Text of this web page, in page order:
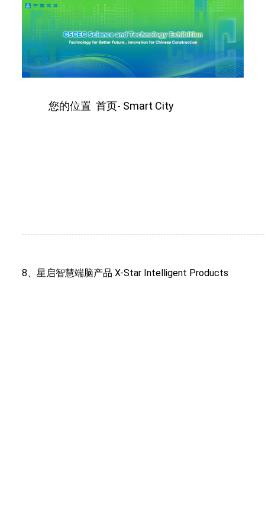
您的位置 首页- Smart City
8、星启智慧端脑产品 X-Star Intelligent Products